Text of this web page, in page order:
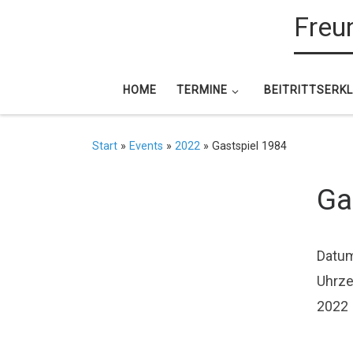
HOME TERMINE
Start » Events » 2022 » Gastspiel 1984
2022